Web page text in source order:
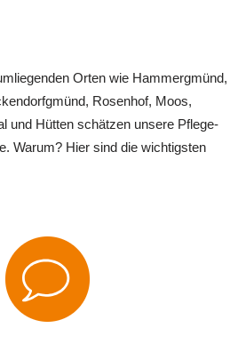
Orten wie Hammergmünd,
Rosenhof, Moos,
und Hütten schätzen unsere Pflege-
Warum? Hier sind die wichtigsten